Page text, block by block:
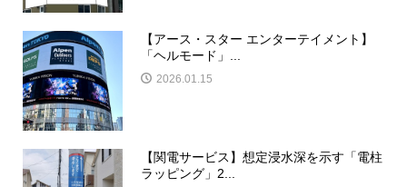
【アース・スター エンターテイメント】
「ヘルモード」...
2026.01.15
【関電サービス】想定浸水深を示す「電柱
ラッピング」2...